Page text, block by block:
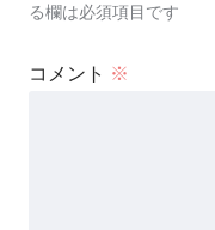
る欄は必須項目です
コメント ※